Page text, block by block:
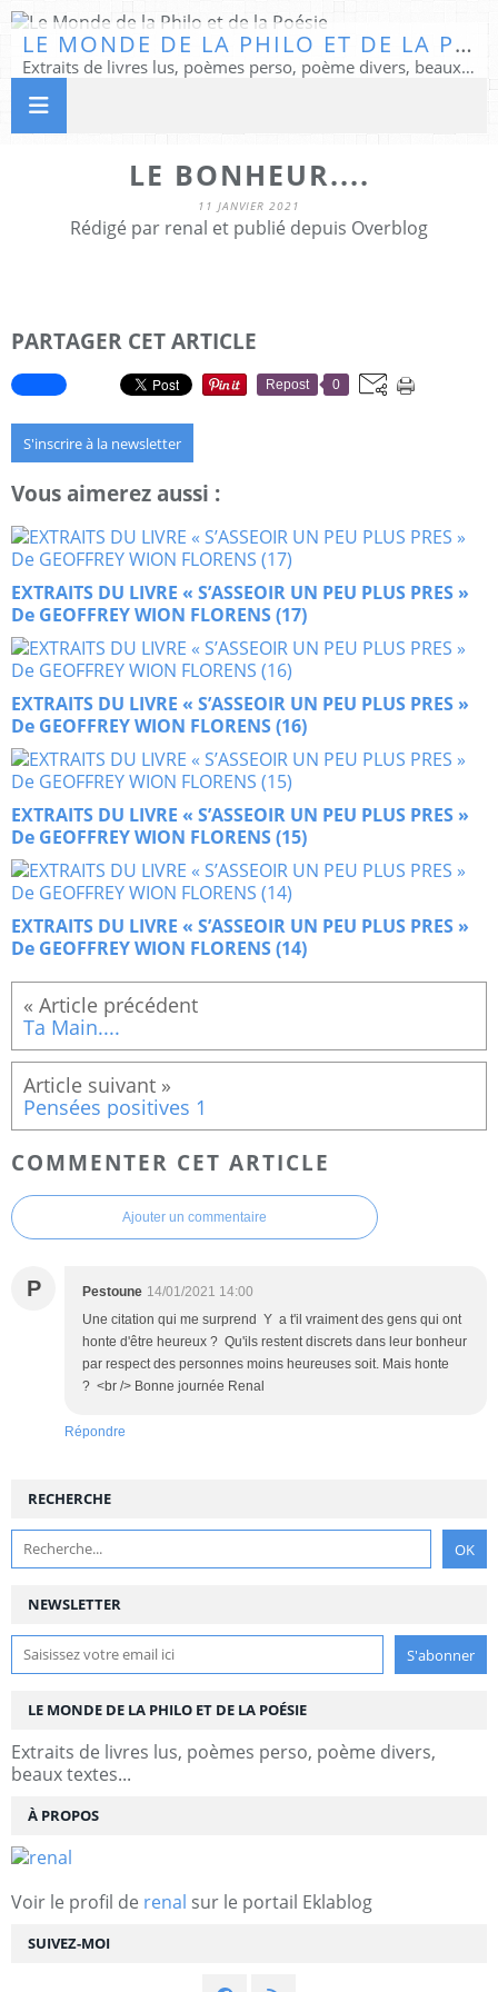
LE MONDE DE LA PHILO ET DE LA POÉSIE
Extraits de livres lus, poèmes perso, poème divers, beaux textes...
LE BONHEUR....
11 JANVIER 2021
Rédigé par renal et publié depuis Overblog
PARTAGER CET ARTICLE
Repost 0
S'inscrire à la newsletter
Vous aimerez aussi :
EXTRAITS DU LIVRE « S’ASSEOIR UN PEU PLUS PRES »
De GEOFFREY WION FLORENS (17)
EXTRAITS DU LIVRE « S’ASSEOIR UN PEU PLUS PRES »
De GEOFFREY WION FLORENS (16)
EXTRAITS DU LIVRE « S’ASSEOIR UN PEU PLUS PRES »
De GEOFFREY WION FLORENS (15)
EXTRAITS DU LIVRE « S’ASSEOIR UN PEU PLUS PRES »
De GEOFFREY WION FLORENS (14)
Ta Main....
Pensées positives 1
COMMENTER CET ARTICLE
Ajouter un commentaire
P Pestoune 14/01/2021 14:00
Une citation qui me surprend Y a t'il vraiment des gens qui ont
honte d'être heureux ? Qu'ils restent discrets dans leur bonheur
par respect des personnes moins heureuses soit. Mais honte
? <br /> Bonne journée Renal
Répondre
NEWSLETTER
SUIVEZ-MOI
RECHERCHE
LE MONDE DE LA PHILO ET DE LA POÉSIE
Extraits de livres lus, poèmes perso, poème divers,
beaux textes...
À PROPOS
Voir le profil de renal sur le portail Eklablog